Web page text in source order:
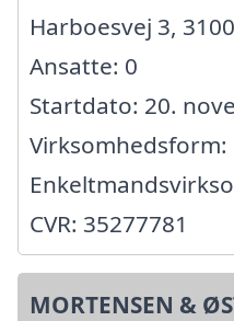
Harboesvej 3,
Ansatte: 0
Startdato: 20.
Virksomhedsform:
CVR: 35277781
MORTENSEN &